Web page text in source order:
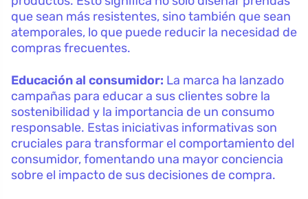
que sean más resistentes, sino también que sean
atemporales, lo que puede reducir la necesidad de
compras frecuentes.
Educación al consumidor: La marca ha lanzado
campañas para educar a sus clientes sobre la
sostenibilidad y la importancia de un consumo
responsable. Estas iniciativas informativas son
cruciales para transformar el comportamiento del
consumidor, fomentando una mayor conciencia
sobre el impacto de sus decisiones de compra.